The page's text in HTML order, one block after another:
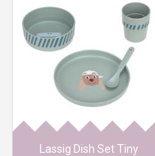
Merken
Lassig Dish Set Tiny